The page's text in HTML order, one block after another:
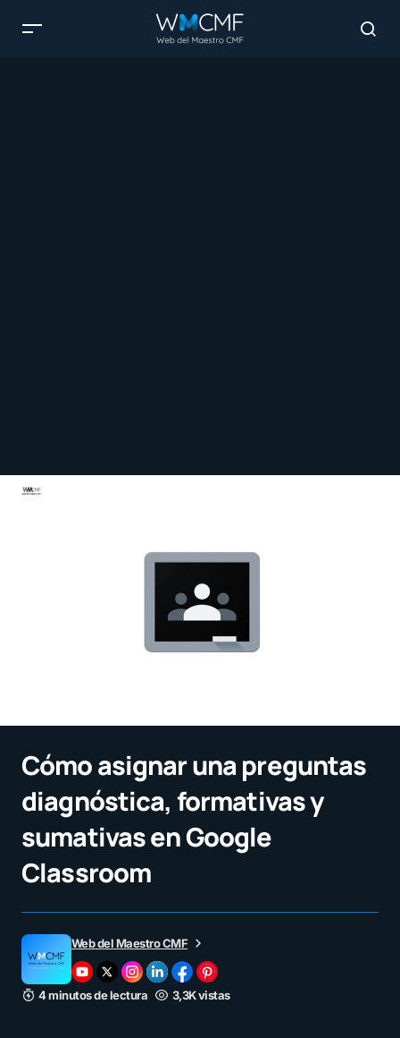
Cómo asignar una preguntas
diagnóstica, formativas y
sumativas en Google
Classroom
Web del Maestro CMF
4 minutos de lectura 3,3K vistas